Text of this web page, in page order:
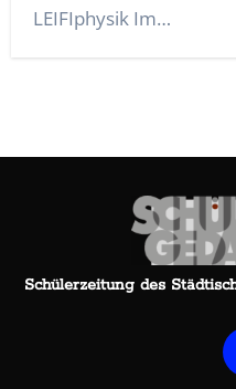
LEIFIphysik Im…
Schülerzeitung des